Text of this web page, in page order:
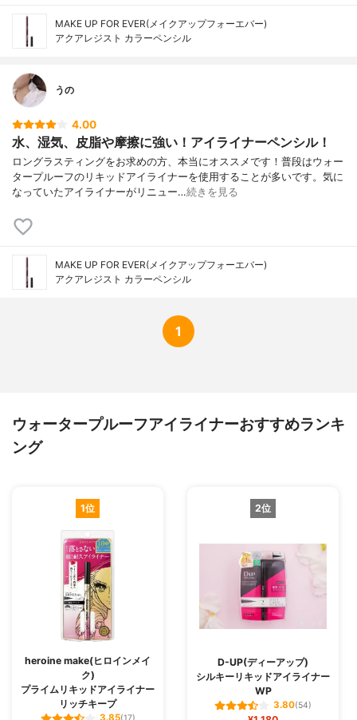
MAKE UP FOR EVER(メイクアップフォーエバー)
アクアレジスト カラーペンシル
うの
4.00
水、湿気、皮脂や摩擦に強い！アイライナーペンシル！
ロングラスティングをお求めの方、本当にオススメです！普段はウォー
タープルーフのリキッドアイライナーを使用することが多いです。気に
なっていたアイライナーがリニュー…続きを見る
MAKE UP FOR EVER(メイクアップフォーエバー)
アクアレジスト カラーペンシル
1
ウォータープルーフアイライナーおすすめランキ
ング
1位
heroine make(ヒロインメイ
ク)
プライムリキッドアイライナー
リッチキープ
2位
D-UP(ディーアップ)
シルキーリキッドアイライナー
WP
3.80(54)